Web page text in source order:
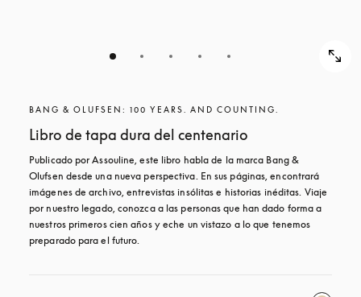
BANG & OLUFSEN: 100 YEARS. AND COUNTING.
Libro de tapa dura del centenario
Publicado por Assouline, este libro habla de la marca Bang &
Olufsen desde una nueva perspectiva. En sus páginas, encontrará
imágenes de archivo, entrevistas insólitas e historias inéditas. Viaje
por nuestro legado, conozca a las personas que han dado forma a
nuestros primeros cien años y eche un vistazo a lo que tenemos
preparado para el futuro.